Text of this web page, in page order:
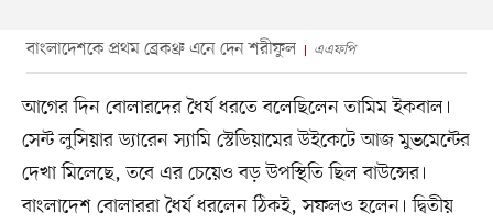
বাংলাদেশকে প্রথম ব্রেকথ্রু এনে দেন শরীফুল এএফপি
আগের দিন বোলারদের ধৈর্য ধরতে বলেছিলেন তামিম ইকবাল।
সেন্ট লুসিয়ার ড্যারেন স্যামি স্টেডিয়ামের উইকেটে আজ মুভমেন্টের
দেখা মিলেছে, তবে এর চেয়েও বড় উপস্থিতি ছিল বাউন্সের।
বাংলাদেশ বোলাররা ধৈর্য ধরলেন ঠিকই, সফলও হলেন। দ্বিতীয়